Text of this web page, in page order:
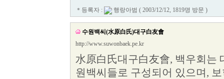
＊등록자 : 행랑아범 ( 2003/12/12, 1819명 방문 )
수원백씨(水原白氏)대구白友會
http://www.suwonbaek.pe.kr
水原白氏대구白友會, 백우회는
원백씨들로 구성되어 있으며,